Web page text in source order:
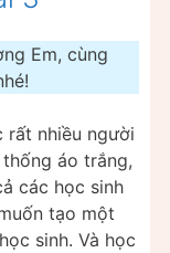
Em, cùng
rất nhiều người
áo trắng,
các học sinh
tạo một
sinh. Và học